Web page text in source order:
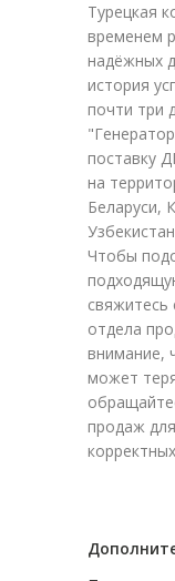
Турецкая
временем
надёжных
история
почти три
поставку
на
Беларуси,
Чтобы
свяжитесь
отдела
внимание,
может
продаж